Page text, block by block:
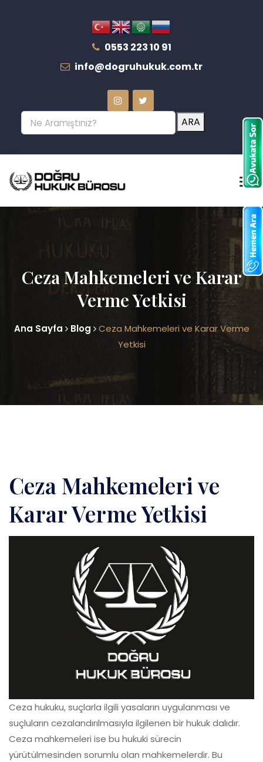
0553 223 10 91
info@dogruhukuk.com.tr
ARA
Ceza Mahkemeleri ve Karar
Verme Yetkisi
Ana Sayfa Blog
Ceza Mahkemeleri ve Karar Verme
Yetkisi
Ceza Mahkemeleri ve
Karar Verme Yetkisi
Ceza hukuku, suçlarla ilgili yasaların uygulanması ve
suçluların cezalandırılmasıyla ilgilenen bir hukuk dalıdır.
Ceza mahkemeleri ise bu hukuki sürecin
yürütülmesinden sorumlu olan mahkemelerdir. Bu